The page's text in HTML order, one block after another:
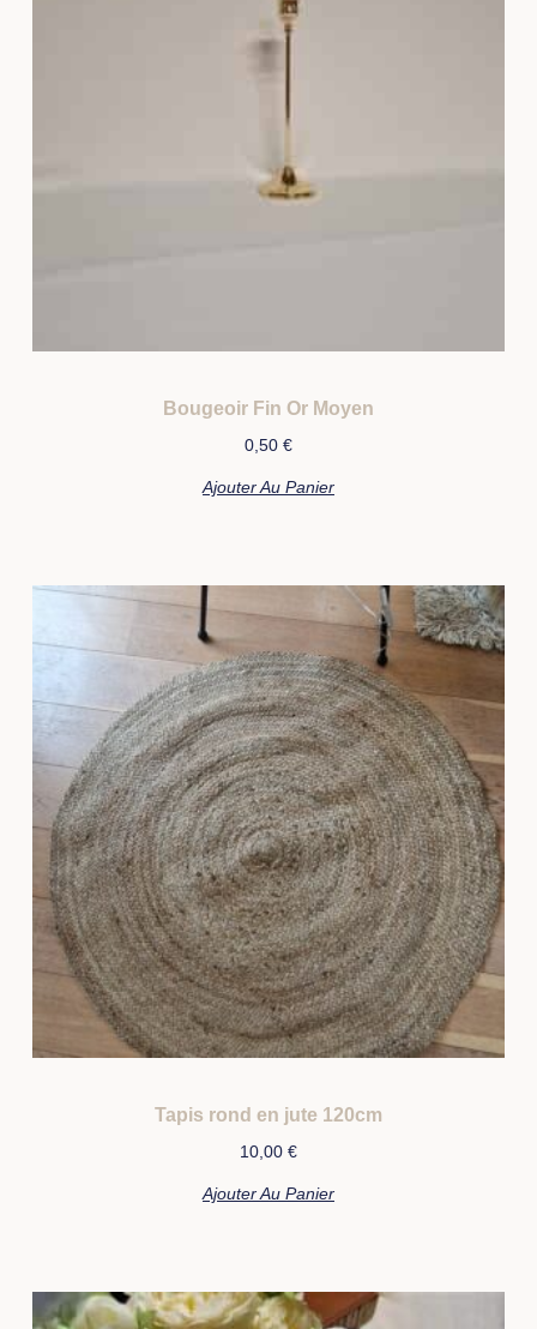
Bougeoir Fin Or Moyen
0,50 €
Ajouter Au Panier
Tapis rond en jute 120cm
10,00 €
Ajouter Au Panier